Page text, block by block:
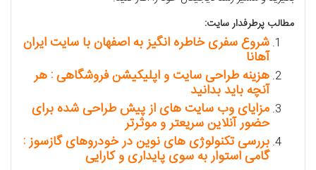
مطالب پرطرفدار سایت:
شروع سفری خاطره انگیز به اصفهان با سایت ایران
آهانا
هزینه طراحی سایت و اپلیکیشن فروشگاهی : هر
آنچه باید بدانید
مزایای وب سایت های از پیش طراحی شده برای
حضور آنلاین سریعتر و موثرتر
بررسی تکنولوژی های نوین در خودروهای گازسوز :
گامی استوار به سوی پایداری و کارایی